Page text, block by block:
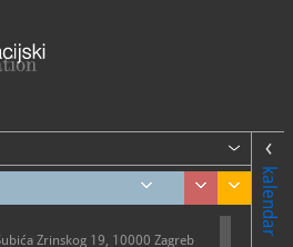
kalendar
Zrinskog 19, 10000 Zagreb